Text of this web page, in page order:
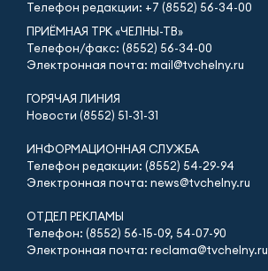
Телефон редакции: +7 (8552) 56-34-00
ПРИЁМНАЯ ТРК «ЧЕЛНЫ-ТВ»
Телефон/факс: (8552) 56-34-00
Электронная почта: mail@tvchelny.ru
ГОРЯЧАЯ ЛИНИЯ
Новости (8552) 51-31-31
ИНФОРМАЦИОННАЯ СЛУЖБА
Телефон редакции: (8552) 54-29-94
Электронная почта: news@tvchelny.ru
ОТДЕЛ РЕКЛАМЫ
Телефон: (8552) 56-15-09, 54-07-90
Электронная почта: reclama@tvchelny.ru